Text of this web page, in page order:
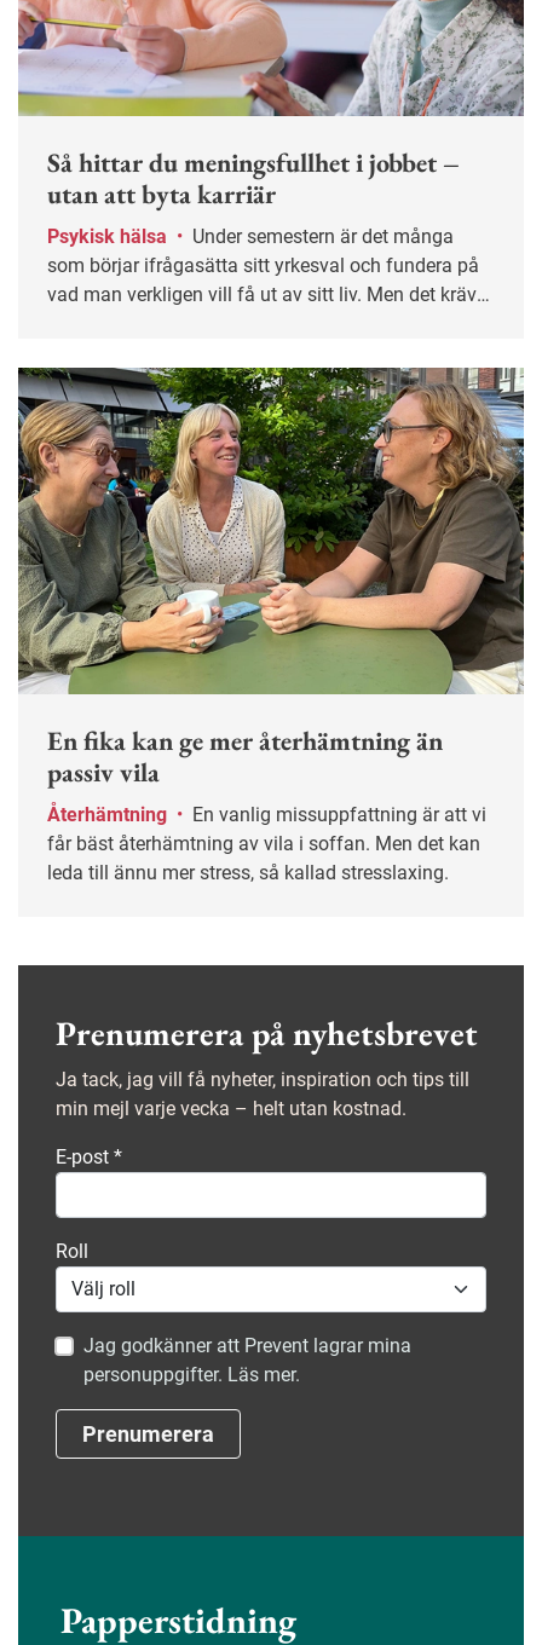
Så hittar du meningsfullhet i jobbet –
utan att byta karriär
Psykisk hälsa •
som börjar ifrågasätta sitt yrkesval och fundera på
vad man verkligen vill få ut av sitt liv. Men det krävs
meningsfullhet i sin nuvarande roll.
En fika kan ge mer återhämtning än
passiv vila
Återhämtning •
får bäst återhämtning av vila i soffan. Men det kan
leda till ännu mer stress, så kallad stresslaxing.
Prenumerera på nyhetsbrevet
Ja tack, jag vill få nyheter, inspiration och tips till
min mejl varje vecka – helt utan kostnad.
E-post *
Roll
Jag godkänner att Prevent lagrar mina
personuppgifter. Läs mer.
Prenumerera
Papperstidning